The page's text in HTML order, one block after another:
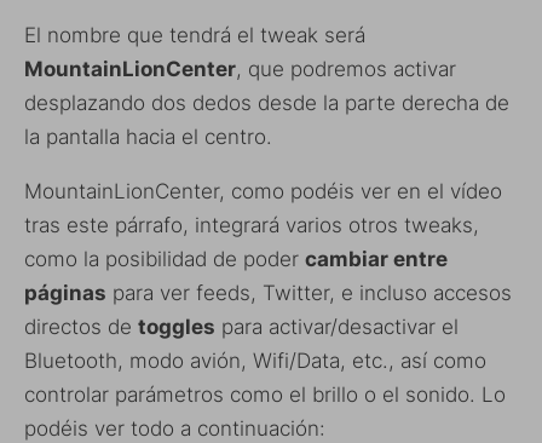
El nombre que tendrá el tweak será
MountainLionCenter, que podremos activar
desplazando dos dedos desde la parte derecha de
la pantalla hacia el centro.
MountainLionCenter, como podéis ver en el vídeo
tras este párrafo, integrará varios otros tweaks,
como la posibilidad de poder cambiar entre
páginas para ver feeds, Twitter, e incluso accesos
directos de toggles para activar/desactivar el
Bluetooth, modo avión, Wifi/Data, etc., así como
controlar parámetros como el brillo o el sonido. Lo
podéis ver todo a continuación: